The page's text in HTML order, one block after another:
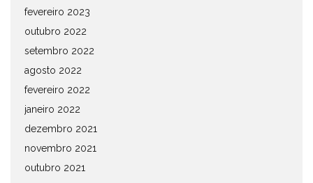
fevereiro 2023
outubro 2022
setembro 2022
agosto 2022
fevereiro 2022
janeiro 2022
dezembro 2021
novembro 2021
outubro 2021